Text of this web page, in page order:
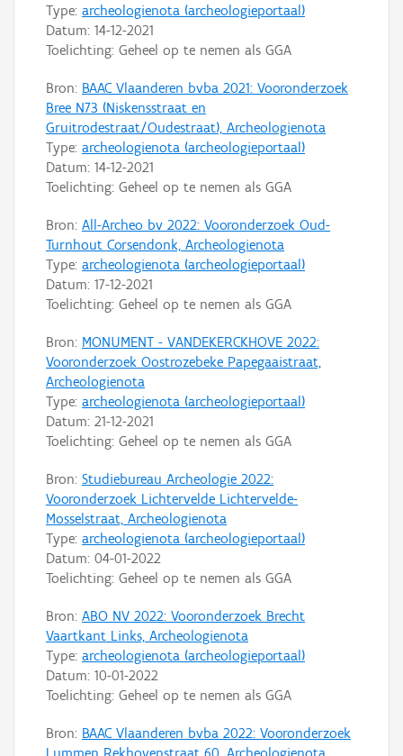
Type: archeologienota (archeologieportaal)
Datum: 14-12-2021
Toelichting: Geheel op te nemen als GGA
Bron: BAAC Vlaanderen bvba 2021: Vooronderzoek
Bree N73 (Niskensstraat en
Gruitrodestraat/Oudestraat), Archeologienota
Type: archeologienota (archeologieportaal)
Datum: 14-12-2021
Toelichting: Geheel op te nemen als GGA
Bron: All-Archeo bv 2022: Vooronderzoek Oud-
Turnhout Corsendonk, Archeologienota
Type: archeologienota (archeologieportaal)
Datum: 17-12-2021
Toelichting: Geheel op te nemen als GGA
Bron: MONUMENT - VANDEKERCKHOVE 2022:
Vooronderzoek Oostrozebeke Papegaaistraat,
Archeologienota
Type: archeologienota (archeologieportaal)
Datum: 21-12-2021
Toelichting: Geheel op te nemen als GGA
Bron: Studiebureau Archeologie 2022:
Vooronderzoek Lichtervelde Lichtervelde-
Mosselstraat, Archeologienota
Type: archeologienota (archeologieportaal)
Datum: 04-01-2022
Toelichting: Geheel op te nemen als GGA
Bron: ABO NV 2022: Vooronderzoek Brecht
Vaartkant Links, Archeologienota
Type: archeologienota (archeologieportaal)
Datum: 10-01-2022
Toelichting: Geheel op te nemen als GGA
Bron: BAAC Vlaanderen bvba 2022: Vooronderzoek